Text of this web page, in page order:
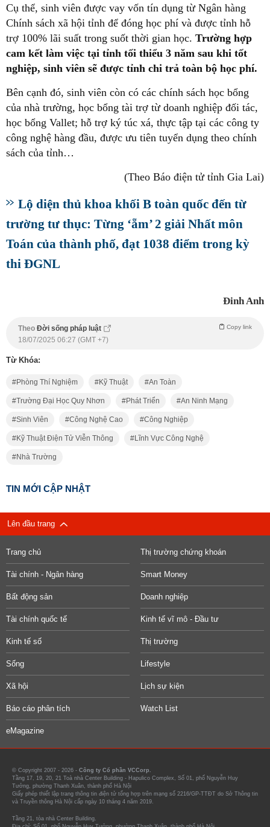
Cụ thể, sinh viên được vay vốn tín dụng từ Ngân hàng
Chính sách xã hội tỉnh để đóng học phí và được tỉnh hỗ
trợ 100% lãi suất trong suốt thời gian học. Trường hợp
cam kết làm việc tại tỉnh tối thiểu 3 năm sau khi tốt
nghiệp, sinh viên sẽ được tỉnh chi trả toàn bộ học phí.
Bên cạnh đó, sinh viên còn có các chính sách học bổng
của nhà trường, học bổng tài trợ từ doanh nghiệp đối tác,
học bổng Vallet; hỗ trợ ký túc xá, thực tập tại các công ty
công nghệ hàng đầu, được ưu tiên tuyển dụng theo chính
sách của tỉnh…
(Theo Báo điện tử tỉnh Gia Lai)
Lộ diện thủ khoa khối B toàn quốc đến từ
trường tư thục: Từng ‘ẵm’ 2 giải Nhất môn
Toán của thành phố, đạt 1038 điểm trong kỳ
thi ĐGNL
Đinh Anh
Theo Đời sống pháp luật Copy link
18/07/2025 06:27 (GMT +7)
Từ Khóa:
Phòng Thí Nghiệm Kỹ Thuật An Toàn
Trường Đại Học Quy Nhơn Phát Triển An Ninh Mạng
Sinh Viên Công Nghệ Cao Công Nghiệp
Kỹ Thuật Điện Tử Viễn Thông Lĩnh Vực Công Nghệ
Nhà Trường
TIN MỚI CẬP NHẬT
Lên đầu trang
Trang chủ Thị trường chứng khoán
Tài chính - Ngân hàng Smart Money
Bất động sản Doanh nghiệp
Tài chính quốc tế Kinh tế vĩ mô - Đầu tư
Kinh tế số Thị trường
Sống Lifestyle
Xã hội Lịch sự kiện
Báo cáo phân tích Watch List
eMagazine
© Copyright 2007 - 2026 - Công ty Cổ phần VCCorp.
Tầng 17, 19, 20, 21 Toà nhà Center Building - Hapulico Complex, Số 01, phố Nguyễn Huy
Tưởng, phường Thanh Xuân, thành phố Hà Nội
Giấy phép thiết lập trang thông tin điện tử tổng hợp trên mạng số 2216/GP-TTĐT do Sở Thông tin
và Truyền thông Hà Nội cấp ngày 10 tháng 4 năm 2019.
Tầng 21, tòa nhà Center Building.